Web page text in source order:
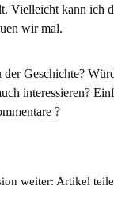
Vielleicht kann ich
wir mal.
der Geschichte?
interessieren?
?
weiter: Artikel